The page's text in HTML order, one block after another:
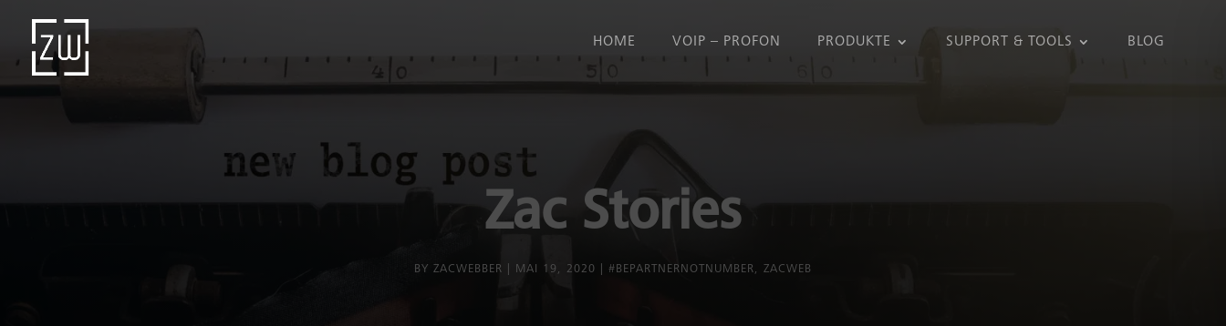
HOME VOIP – PROFON PRODUKTE SUPPORT & TOOLS BLOG
Zac Stories
BY ZACWEBBER MAI 19, 2020 #BEPARTNERNOTNUMBER, ZACWEB